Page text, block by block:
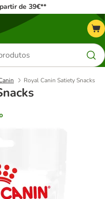
de 39€**
Royal Canin Satiety Snacks